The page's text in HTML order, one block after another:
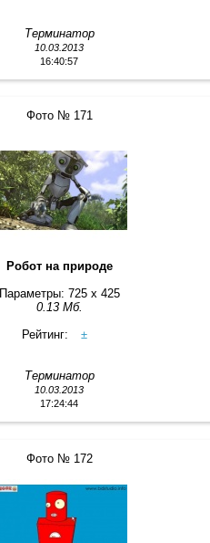
Терминатор
10.03.2013
16:40:57
Фото № 171
Робот на природе
Параметры: 725 x 425
0.13 Мб.
Рейтинг:
±
Терминатор
10.03.2013
17:24:44
Фото № 172